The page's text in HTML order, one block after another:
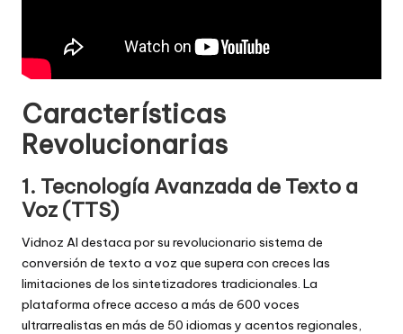
Características
Revolucionarias
1. Tecnología Avanzada de Texto a
Voz (TTS)
Vidnoz AI destaca por su revolucionario sistema de
conversión de texto a voz que supera con creces las
limitaciones de los sintetizadores tradicionales. La
plataforma ofrece acceso a más de 600 voces
ultrarrealistas en más de 50 idiomas y acentos regionales,